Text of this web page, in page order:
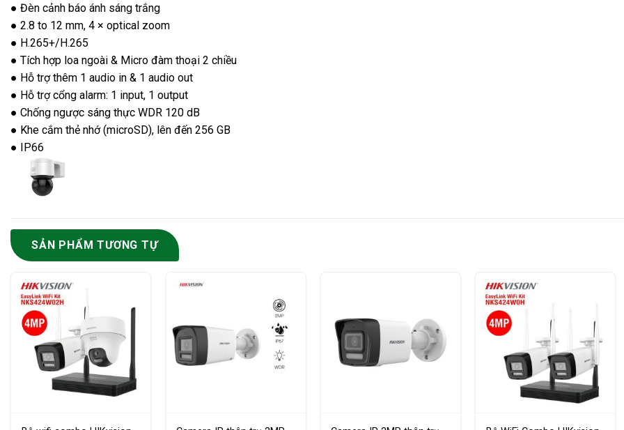
● Đèn cảnh báo ánh sáng trắng
● 2.8 to 12 mm, 4 × optical zoom
● H.265+/H.265
● Tích hợp loa ngoài & Micro đàm thoại 2 chiều
● Hỗ trợ thêm 1 audio in & 1 audio out
● Hỗ trợ cổng alarm: 1 input, 1 output
● Chống ngược sáng thực WDR 120 dB
● Khe cắm thẻ nhớ (microSD), lên đến 256 GB
● IP66
SẢN PHẨM TƯƠNG TỰ